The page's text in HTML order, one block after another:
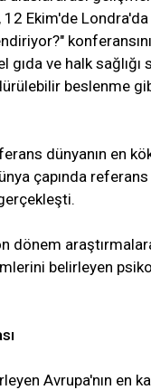
Ekim'de
ve halk sağlığı
beslenme
dünyanın en
çapında
dönem
belirleyen
Avrupa'nın en